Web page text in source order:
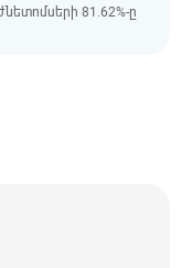
81.62%-ը